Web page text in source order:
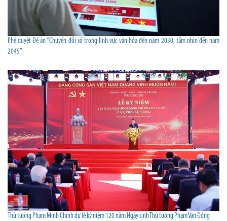
Phê duyệt Đề án “Chuyển đổi số trong lĩnh vực văn hóa đến năm 2030, tầm nhìn đến năm
2045”
Thủ tướng Phạm Minh Chính dự lễ kỷ niệm 120 năm Ngày sinh Thủ tướng Phạm Văn Đồng